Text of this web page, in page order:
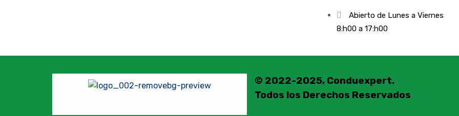
Abierto de Lunes a Viernes
8:h00 a 17:h00
© 2022-2025, Conduexpert.
Todos los Derechos Reservados